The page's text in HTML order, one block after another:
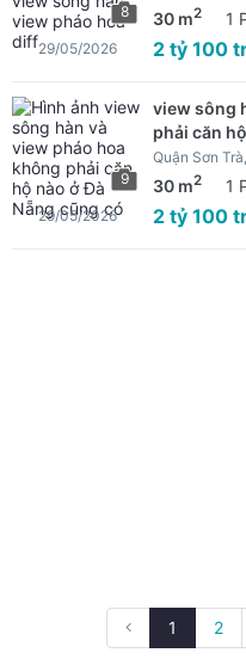
8 30 m2 1
2 tỷ 100
29/05/2026
9
view sông
phải căn
Quận Sơn
30 m2 1
2 tỷ 100
29/05/2026
1 2